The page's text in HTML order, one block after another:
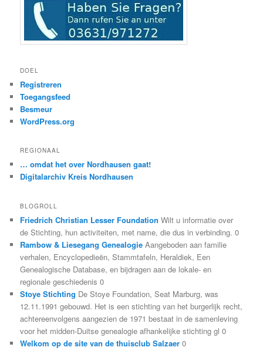
DOEL
Registreren
Toegangsfeed
Besmeur
WordPress.org
REGIONAAL
… omdat het over Nordhausen gaat!
Digitalarchiv Kreis Nordhausen
BLOGROLL
Friedrich Christian Lesser Foundation Wilt u informatie over
de Stichting, hun activiteiten, met name, die dus in verbinding. 0
Rambow & Liesegang Genealogie Aangeboden aan familie
verhalen, Encyclopedieën, Stammtafeln, Heraldiek, Een
Genealogische Database, en bijdragen aan de lokale- en
regionale geschiedenis 0
Stoye Stichting De Stoye Foundation, Seat Marburg, was
12.11.1991 gebouwd. Het is een stichting van het burgerlijk recht,
achtereenvolgens aangezien de 1971 bestaat in de samenleving
voor het midden-Duitse genealogie afhankelijke stichting gl 0
Welkom op de site van de thuisclub Salzaer 0